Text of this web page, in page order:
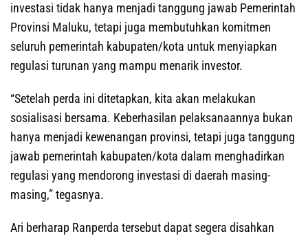
investasi tidak hanya menjadi tanggung jawab Pemerintah
Provinsi Maluku, tetapi juga membutuhkan komitmen
seluruh pemerintah kabupaten/kota untuk menyiapkan
regulasi turunan yang mampu menarik investor.
“Setelah perda ini ditetapkan, kita akan melakukan
sosialisasi bersama. Keberhasilan pelaksanaannya bukan
hanya menjadi kewenangan provinsi, tetapi juga tanggung
jawab pemerintah kabupaten/kota dalam menghadirkan
regulasi yang mendorong investasi di daerah masing-
masing,” tegasnya.
Ari berharap Ranperda tersebut dapat segera disahkan